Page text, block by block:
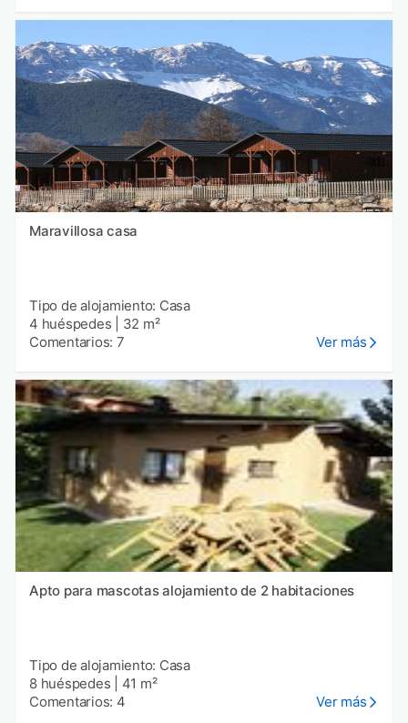
Maravillosa casa
Tipo de alojamiento: Casa
4 huéspedes
32 m²
Comentarios: 7
Ver más
Apto para mascotas alojamiento de 2 habitaciones
Tipo de alojamiento: Casa
8 huéspedes
41 m²
Comentarios: 4
Ver más